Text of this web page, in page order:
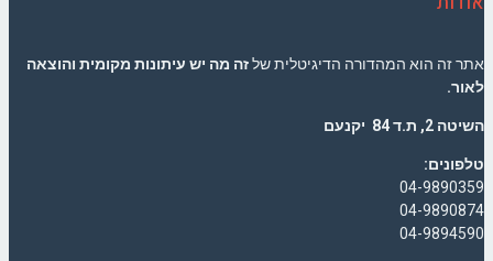
אתר זה הוא המהדורה הדיגיטלית שלזה מה יש עיתונות מקומית והוצאה
לאור.
השיטה 2, ת.ד 84 יקנעם
טלפונים:
04-9890359
04-9890874
04-9894590